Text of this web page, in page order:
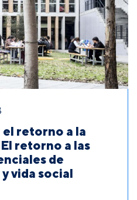
retorno a la
retorno a las
de
vida social